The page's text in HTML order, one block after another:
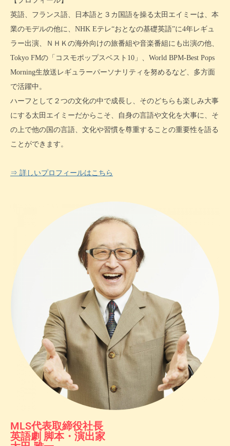
英語、フランス語、日本語と３カ国語を操る太田エイミーは、本
業のモデルの他に、NHK Eテレ“おとなの基礎英語”に4年レギュ
ラー出演、ＮＨＫの海外向けの旅番組や音楽番組にも出演の他、
Tokyo FMの「コスモポップスベスト10」、World BPM-Best Pops
Morning生放送レギュラーパーソナリティを努めるなど、多方面
で活躍中。
ハーフとして２つの文化の中で成長し、そのどちらも楽しみ大事
にする太田エイミーだからこそ、自身の言語や文化を大事に、そ
の上で他の国の言語、文化や習慣を尊重することの重要性を語る
ことができます。
⇒ 詳しいプロフィールはこちら
MLS代表取締役社長
英語劇 脚本・演出家